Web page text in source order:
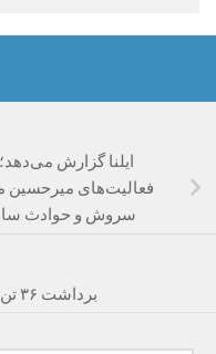
ایلنا گزارش
فعالیت‌های میرحسین
سروش و حوادث سال ۸۸ در نمایشگاه کتاب
برداشت ۳۶ تن زعفران در تربت حیدریه